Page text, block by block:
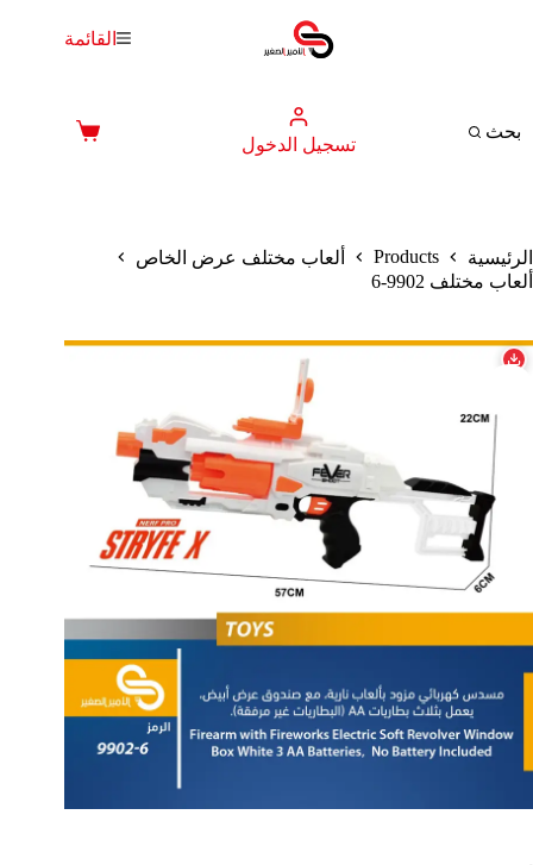
القائمة
بحث
تسجيل الدخول
عربة
الرئيسية Products
ألعاب مختلف عرض الخاص
ألعاب مختلف 9902-6